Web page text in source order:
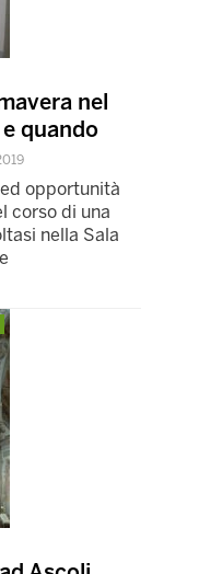
nel
quando
opportunità
corso di una
nella Sala